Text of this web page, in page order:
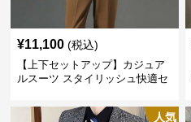
¥11,100 (税込)
【上下セットアップ】カジュア
ルスーツ スタイリッシュ快適セ
人気